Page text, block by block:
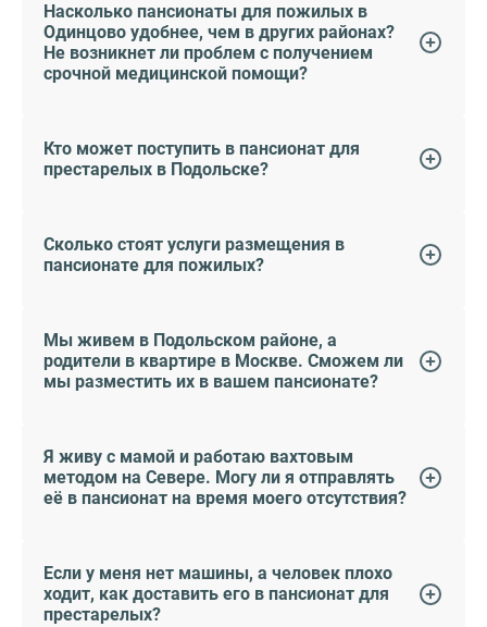
Насколько пансионаты для пожилых в
Одинцово удобнее, чем в других районах?
Не возникнет ли проблем с получением
срочной медицинской помощи?
Кто может поступить в пансионат для
престарелых в Подольске?
Сколько стоят услуги размещения в
пансионате для пожилых?
Мы живем в Подольском районе, а
родители в квартире в Москве. Сможем ли
мы разместить их в вашем пансионате?
Я живу с мамой и работаю вахтовым
методом на Севере. Могу ли я отправлять
её в пансионат на время моего отсутствия?
Если у меня нет машины, а человек плохо
ходит, как доставить его в пансионат для
престарелых?